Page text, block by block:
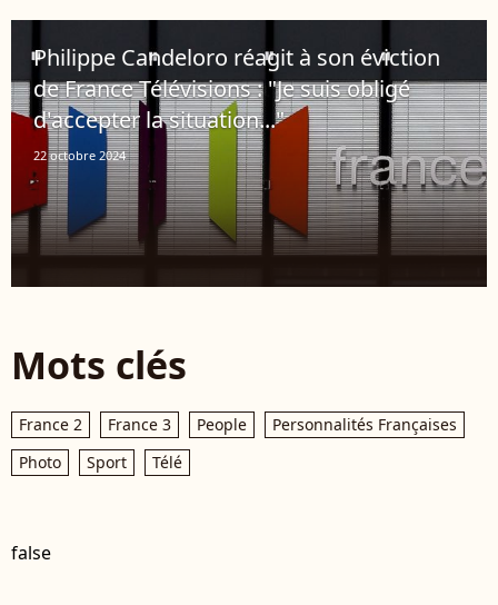
Philippe Candeloro réagit à son éviction
de France Télévisions : "Je suis obligé
d'accepter la situation..."
22 octobre 2024
Mots clés
France 2 France 3 People
Personnalités Françaises
Photo
Sport Télé
false